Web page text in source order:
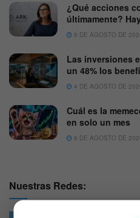
¿Qué acciones
últimamente?
6 DE AGOSTO DE
Las inversiones
un 48% los
4 DE AGOSTO DE
Cuál es la
en solo un mes
6 DE AGOSTO DE
Nuestras Redes: